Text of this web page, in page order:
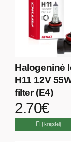
Halogeninė
H11 12V
filter (E4)
2.70€
Į krepšelį